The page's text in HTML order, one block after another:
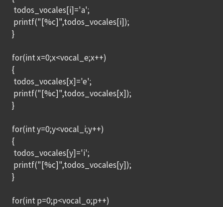
todos_vocales[i]='a';
printf("[%c]",todos_vocales[i]);
}
for(int x=0;x<vocal_e;x++)
{
todos_vocales[x]='e';
printf("[%c]",todos_vocales[x]);
}
for(int y=0;y<vocal_i;y++)
{
todos_vocales[y]='i';
printf("[%c]",todos_vocales[y]);
}
for(int p=0;p<vocal_o;p++)